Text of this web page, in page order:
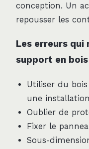
conception. Un
repousser les
Les erreurs qui
support en bois
Utiliser du
une
Oublier de
Fixer le
Sous-